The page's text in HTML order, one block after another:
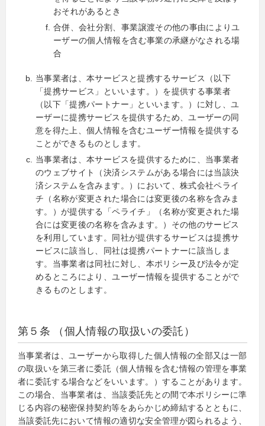
おそれがあるとき
合併、会社分割、事業譲渡その他の事由によりユ
ーザーの個人情報を含む事業の承継がなされる場
合
当事業者は、本サービスと提携するサービス（以下
「提携サービス」といいます。）を提供する事業者
（以下「提携パートナー」といいます。）に対し、ユ
ーザーに提携サービスを提供するため、ユーザーの同
意を得た上、個人情報を含むユーザー情報を提供する
ことができるものとします。
当事業者は、本サービスを提供するために、当事業者
のウェブサイト（決済システムがある場合には当該決
済システムを含みます。）において、株式会社ペライ
チ（名称が変更された場合には変更後の名称を含みま
す。）が提供する「ペライチ」（名称が変更された場
合には変更後の名称を含みます。）その他のサービス
を利用しています。同社が提供するサービスは提携サ
ービスに該当し、同社は提携パートナーに該当しま
す。当事業者は同社に対し、本ポリシー及び法令が定
めるところにより、ユーザー情報を提供することがで
きるものとします。
第５条 （個人情報の取扱いの委託）
当事業者は、ユーザーから取得した個人情報の全部又は一部
の取扱いを第三者に委託（個人情報を含む情報の管理を事業
者に委託する場合などをいいます。）することがあります。
この場合、当事業者は、当該委託先との間で本ポリシーに準
じる内容の秘密保持契約等をあらかじめ締結するとともに、
当該委託先において情報の適切な安全管理が図られるよう、